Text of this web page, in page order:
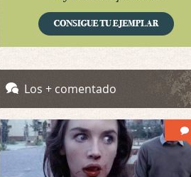
Possession
Llevo toda una vida para verla y
Posesión Infernal: En Llamas
Por: Skalope
Los + comentado